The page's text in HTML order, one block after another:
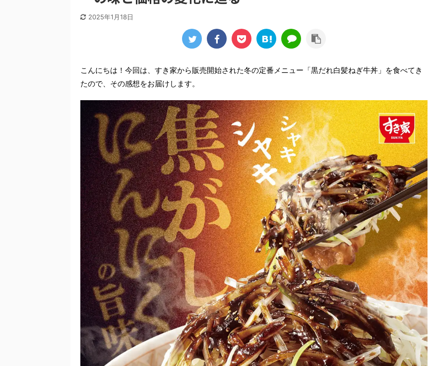
2025年1月18日
こんにちは！今回は、すき家から販売開始された冬の定番メニュー「黒だれ白髪ねぎ牛丼」を食べてき
たので、その感想をお届けします。